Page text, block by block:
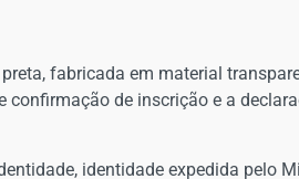
fabricada em material
de inscrição e a
identidade expedida pelo